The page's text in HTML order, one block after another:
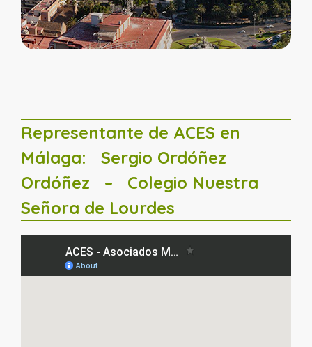
Representante de ACES en
Málaga:
Sergio Ordóñez
Ordóñez
– Colegio Nuestra
Señora de Lourdes